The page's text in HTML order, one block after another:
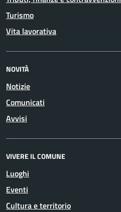
Turismo
Vita lavorativa
NOVITÀ
Notizie
Comunicati
Avvisi
VIVERE IL COMUNE
Luoghi
Eventi
Cultura e territorio